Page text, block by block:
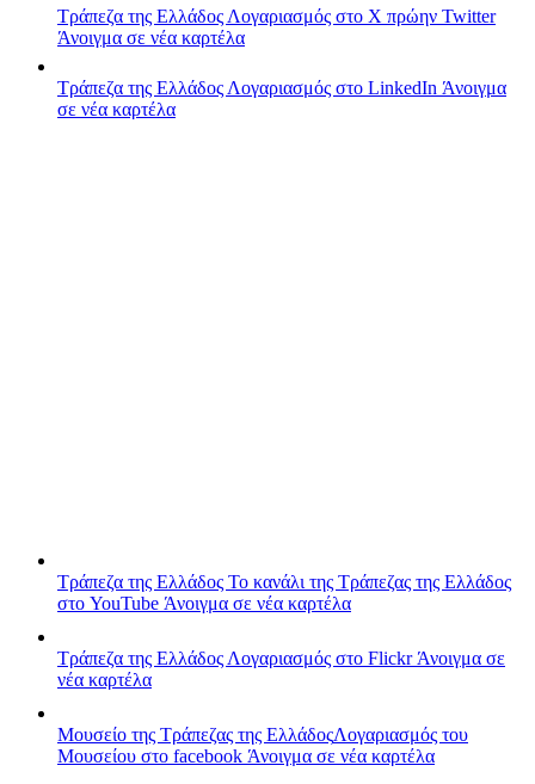
Τράπεζα της Ελλάδος Λογαριασμός στο X πρώην Twitter
Άνοιγμα σε νέα καρτέλα
Τράπεζα της Ελλάδος Λογαριασμός στο LinkedIn Άνοιγμα
σε νέα καρτέλα
Τράπεζα της Ελλάδος Το κανάλι της Τράπεζας της Ελλάδος
στο YouTube Άνοιγμα σε νέα καρτέλα
Τράπεζα της Ελλάδος Λογαριασμός στο FlickrΆνοιγμα σε
νέα καρτέλα
Μουσείο της Τράπεζας της ΕλλάδοςΛογαριασμός του
Μουσείου στο facebook Άνοιγμα σε νέα καρτέλα